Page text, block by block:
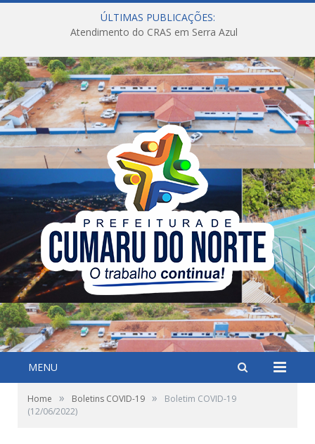
ÚLTIMAS PUBLICAÇÕES:
Atendimento do CRAS em Serra Azul
MENU
Home » Boletins COVID-19 »
Boletim COVID-19
(12/06/2022)